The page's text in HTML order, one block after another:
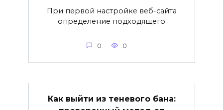
При первой настройке веб-сайта
определение подходящего
0 0
Как выйти из теневого бана: